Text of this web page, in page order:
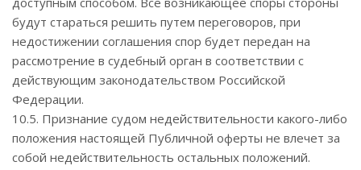
будут стараться решить путем переговоров, при
недостижении соглашения спор будет передан на
рассмотрение в судебный орган в соответствии с
действующим законодательством Российской
Федерации.
10.5. Признание судом недействительности какого-либо
положения настоящей Публичной оферты не влечет за
собой недействительность остальных положений.